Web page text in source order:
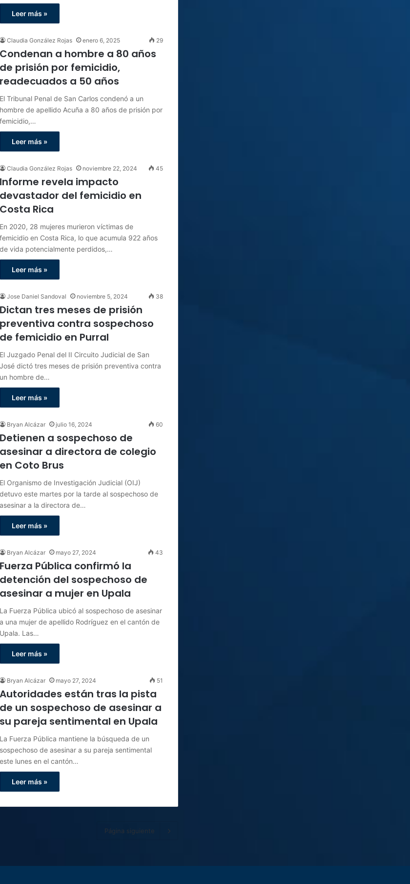
Leer más »
Claudia González Rojas enero 6, 2025 29
Condenan a hombre a 80 años
de prisión por femicidio,
readecuados a 50 años
El Tribunal Penal de San Carlos condenó a un
hombre de apellido Acuña a 80 años de prisión por
femicidio,…
Leer más »
Claudia González Rojas noviembre 22, 2024 45
Informe revela impacto
devastador del femicidio en
Costa Rica
En 2020, 28 mujeres murieron víctimas de
femicidio en Costa Rica, lo que acumula 922 años
de vida potencialmente perdidos,…
Leer más »
Jose Daniel Sandoval noviembre 5, 2024 38
Dictan tres meses de prisión
preventiva contra sospechoso
de femicidio en Purral
El Juzgado Penal del II Circuito Judicial de San
José dictó tres meses de prisión preventiva contra
un hombre de…
Leer más »
Bryan Alcázar julio 16, 2024 60
Detienen a sospechoso de
asesinar a directora de colegio
en Coto Brus
El Organismo de Investigación Judicial (OIJ)
detuvo este martes por la tarde al sospechoso de
asesinar a la directora de…
Leer más »
Bryan Alcázar mayo 27, 2024 43
Fuerza Pública confirmó la
detención del sospechoso de
asesinar a mujer en Upala
La Fuerza Pública ubicó al sospechoso de asesinar
a una mujer de apellido Rodríguez en el cantón de
Upala. Las…
Leer más »
Bryan Alcázar mayo 27, 2024 51
Autoridades están tras la pista
de un sospechoso de asesinar a
su pareja sentimental en Upala
La Fuerza Pública mantiene la búsqueda de un
sospechoso de asesinar a su pareja sentimental
este lunes en el cantón…
Leer más »
Página siguiente